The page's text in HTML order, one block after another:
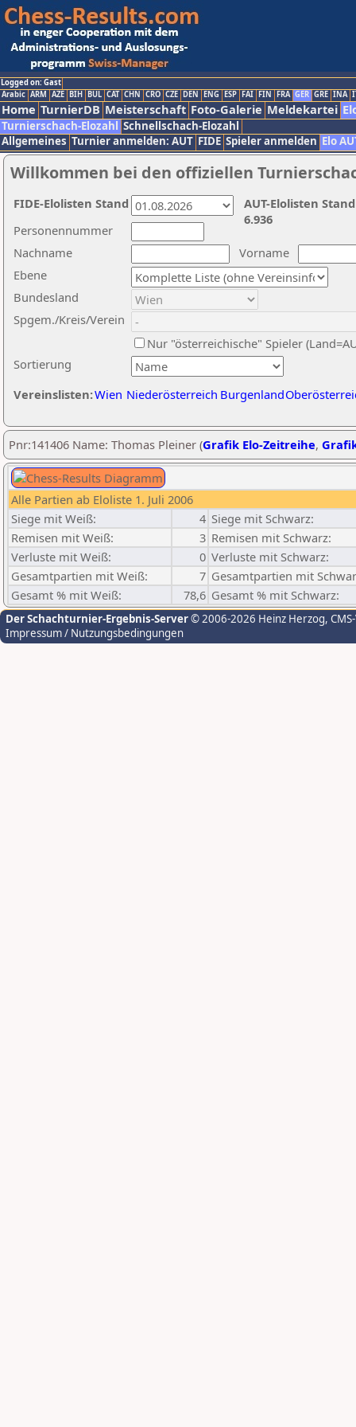
Logged on: Gast
Arabic ARM AZE BIH BUL CAT CHN CRO CZE DEN ENG ESP FAI FIN FRA GER GRE INA
Home TurnierDB Meisterschaft Foto-Galerie Meldekartei
Turnierschach-Elozahl Schnellschach-Elozahl
Allgemeines Turnier anmelden: AUT FIDE Spieler anmelden Elo
Willkommen bei den offiziellen
Nachname
Vorname
Ebene
Sortierung
Personennummer
Bundesland
Spgem./Kreis/Verein
Nur "österreichische" Spieler
Vereinslisten:Wien Niederösterreich Burgenland
AUT-Elolisten
6.936
FIDE-Elolisten Stand
Pnr:141406 Name: Thomas Pleiner (Grafik Elo-Zeitreihe,
Alle Partien ab Eloliste 1. Juli 2006
Siege mit Weiß:
4 Siege mit Schwarz:
Remisen mit Weiß:
3 Remisen mit Schwarz:
Verluste mit Weiß:
0 Verluste mit Schwarz:
Gesamtpartien mit Weiß:
7 Gesamtpartien mit
Gesamt % mit Weiß:
78,6 Gesamt % mit Schwarz:
Der Schachturnier-Ergebnis-Server© 2006-2026 Heinz Herzog,
Impressum / Nutzungsbedingungen